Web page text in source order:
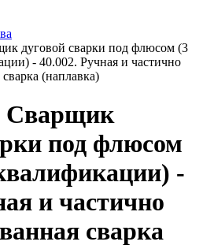
дуговой сварки под флюсом (3
- 40.002. Ручная и частично
(наплавка)
Сварщик
под флюсом
-
и частично
сварка